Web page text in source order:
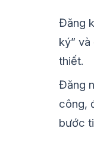
Đăng
ký”
thiết.
Đăng
công,
bước